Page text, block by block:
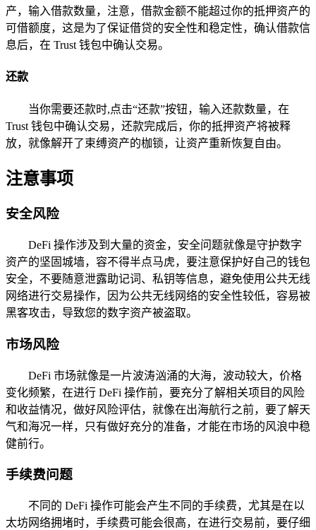
产，输入借款数量，注意，借款金额不能超过你的抵押资产的
可借额度，这是为了保证借贷的安全性和稳定性，确认借款信
息后，在 Trust 钱包中确认交易。
还款
当你需要还款时,点击“还款”按钮，输入还款数量，在
Trust 钱包中确认交易，还款完成后，你的抵押资产将被释
放，就像解开了束缚资产的枷锁，让资产重新恢复自由。
注意事项
安全风险
DeFi 操作涉及到大量的资金，安全问题就像是守护数字
资产的坚固城墙，容不得半点马虎，要注意保护好自己的钱包
安全，不要随意泄露助记词、私钥等信息，避免使用公共无线
网络进行交易操作，因为公共无线网络的安全性较低，容易被
黑客攻击，导致您的数字资产被盗取。
市场风险
DeFi 市场就像是一片波涛汹涌的大海，波动较大，价格
变化频繁，在进行 DeFi 操作前，要充分了解相关项目的风险
和收益情况，做好风险评估，就像在出海航行之前，要了解天
气和海况一样，只有做好充分的准备，才能在市场的风浪中稳
健前行。
手续费问题
不同的 DeFi 操作可能会产生不同的手续费，尤其是在以
太坊网络拥堵时，手续费可能会很高，在进行交易前，要仔细